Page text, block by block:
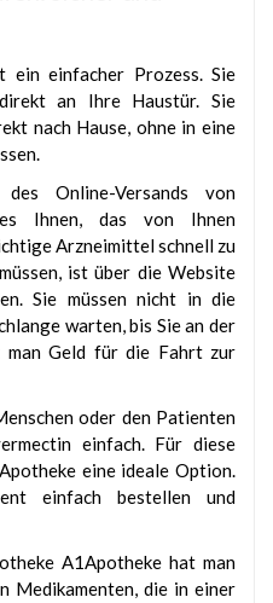
ein einfacher Prozess. Sie
an Ihre Haustür. Sie
nach Hause, ohne in eine
Online-Versands von
Ihnen, das von Ihnen
Arzneimittel schnell zu
ist über die Website
Sie müssen nicht in die
warten, bis Sie an der
man Geld für die Fahrt zur
oder den Patienten
einfach. Für diese
eine ideale Option.
einfach bestellen und
A1Apotheke hat man
Medikamenten, die in einer